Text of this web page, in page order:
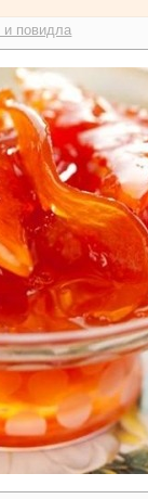
и повидла